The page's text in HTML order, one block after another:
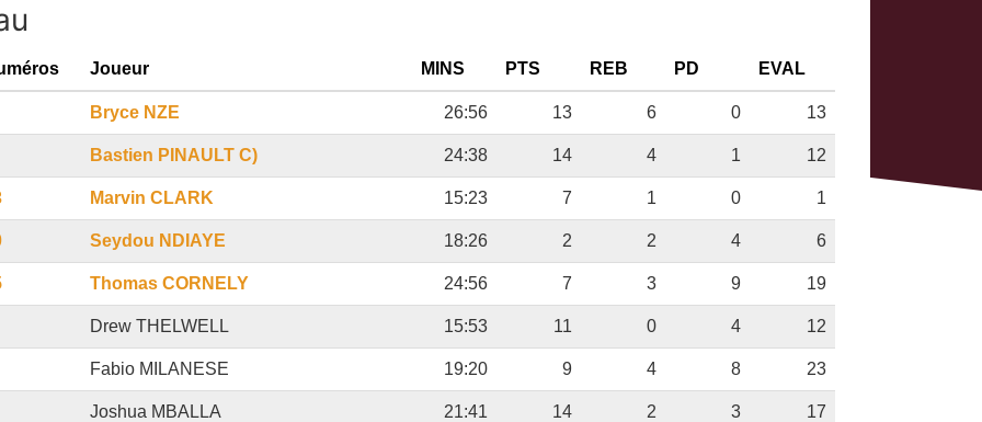
Joueur MINS PTS REB PD EVAL
Bryce NZE 26:56 13 6 0 13
Bastien PINAULT C) 24:38 14 4 1 12
Marvin CLARK 15:23 7 1 0 1
Seydou NDIAYE 18:26 2 2 4 6
Thomas CORNELY 24:56 7 3 9 19
Drew THELWELL 15:53 11 0 4 12
Fabio MILANESE 19:20 9 4 8 23
Joshua MBALLA 21:41 14 2 3 17